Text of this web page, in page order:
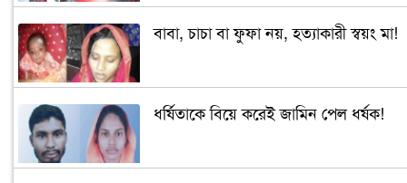
বাবা, চাচা বা ফুফা নয়, হত্যাকারী স্বয়ং মা!
ধর্ষিতাকে বিয়ে করেই জামিন পেল ধর্ষক!